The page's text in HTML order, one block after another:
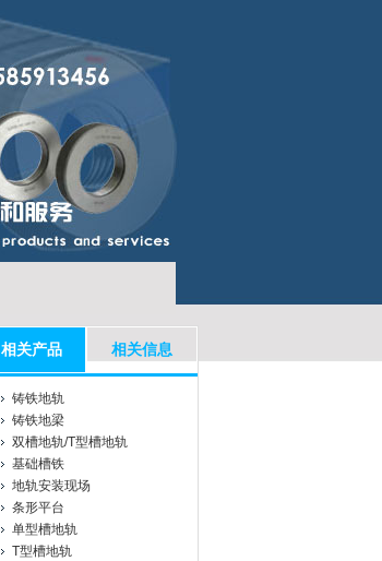
相关产品 相关信息
铸铁地轨
铸铁地梁
双槽地轨/T型槽地轨
基础槽铁
地轨安装现场
条形平台
单型槽地轨
T型槽地轨